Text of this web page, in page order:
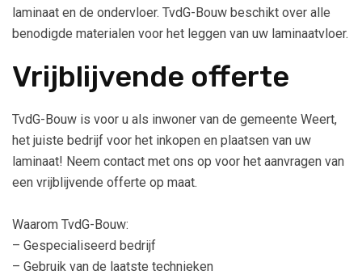
laminaat en de ondervloer. TvdG-Bouw beschikt over alle
benodigde materialen voor het leggen van uw laminaatvloer.
Vrijblijvende offerte
TvdG-Bouw is voor u als inwoner van de gemeente Weert,
het juiste bedrijf voor het inkopen en plaatsen van uw
laminaat! Neem contact met ons op voor het aanvragen van
een vrijblijvende offerte op maat.
Waarom TvdG-Bouw:
– Gespecialiseerd bedrijf
– Gebruik van de laatste technieken